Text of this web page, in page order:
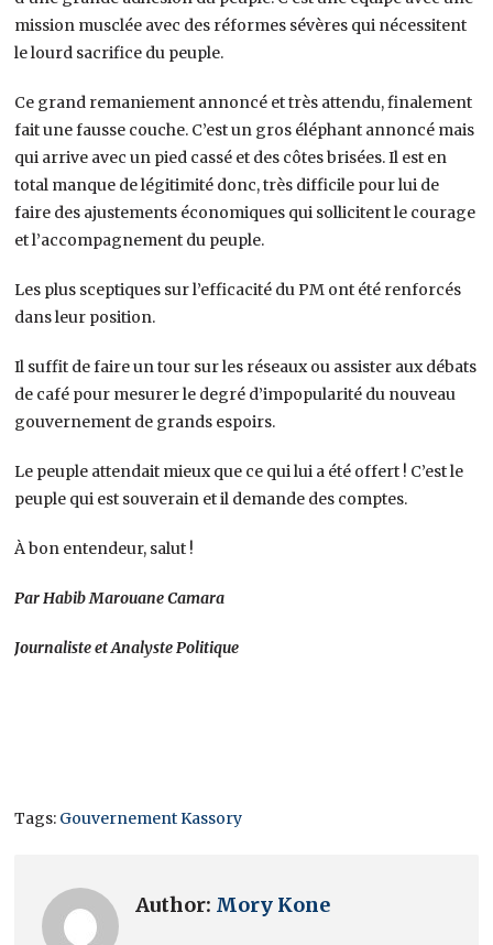
mission musclée avec des réformes sévères qui nécessitent
le lourd sacrifice du peuple.
Ce grand remaniement annoncé et très attendu, finalement
fait une fausse couche. C’est un gros éléphant annoncé mais
qui arrive avec un pied cassé et des côtes brisées. Il est en
total manque de légitimité donc, très difficile pour lui de
faire des ajustements économiques qui sollicitent le courage
et l’accompagnement du peuple.
Les plus sceptiques sur l’efficacité du PM ont été renforcés
dans leur position.
Il suffit de faire un tour sur les réseaux ou assister aux débats
de café pour mesurer le degré d’impopularité du nouveau
gouvernement de grands espoirs.
Le peuple attendait mieux que ce qui lui a été offert ! C’est le
peuple qui est souverain et il demande des comptes.
À bon entendeur, salut !
Par Habib Marouane Camara
Journaliste et Analyste Politique
Tags: Gouvernement Kassory
Author: Mory Kone